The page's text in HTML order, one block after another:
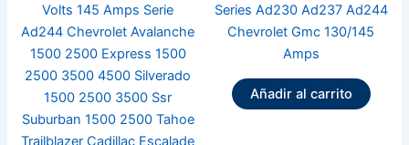
Volts 145 Amps Serie
Ad244 Chevrolet Avalanche
1500 2500 Express 1500
2500 3500 4500 Silverado
1500 2500 3500 Ssr
Suburban 1500 2500 Tahoe
Trailblazer Cadillac Escalade
Series Ad230 Ad237 Ad244
Chevrolet Gmc 130/145
Amps
Añadir al carrito